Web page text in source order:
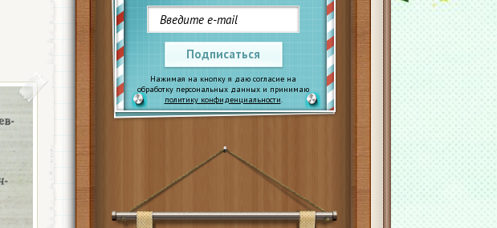
Подписаться
Нажимая на кнопку я даю согласие на
обработку персональных данных и принимаю
политику конфиденциальности.